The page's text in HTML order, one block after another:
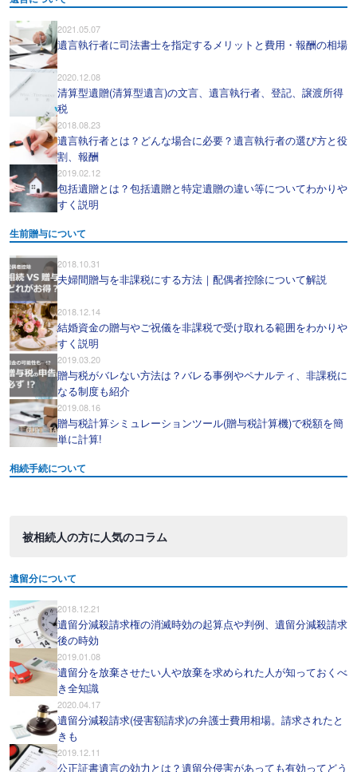
2021.05.07
遺言執行者に司法書士を指定するメリットと費用・報酬の相場
2020.12.08
清算型遺贈(清算型遺言)の文言、遺言執行者、登記、譲渡所得
税
2018.08.23
遺言執行者とは？どんな場合に必要？遺言執行者の選び方と役
割、報酬
2019.02.12
包括遺贈とは？包括遺贈と特定遺贈の違い等についてわかりや
すく説明
生前贈与について
2018.10.31
夫婦間贈与を非課税にする方法｜配偶者控除について解説
2018.12.14
結婚資金の贈与やご祝儀を非課税で受け取れる範囲をわかりや
すく説明
2019.03.20
贈与税がバレない方法は？バレる事例やペナルティ、非課税に
なる制度も紹介
2019.08.16
贈与税計算シミュレーションツール(贈与税計算機)で税額を簡
単に計算!
相続手続について
被相続人の方に人気のコラム
遺留分について
2018.12.21
遺留分減殺請求権の消滅時効の起算点や判例、遺留分減殺請求
後の時効
2019.01.08
遺留分を放棄させたい人や放棄を求められた人が知っておくべ
き全知識
2020.04.17
遺留分減殺請求(侵害額請求)の弁護士費用相場。請求されたと
きも
2019.12.11
公正証書遺言の効力とは？遺留分侵害があっても有効ってどう